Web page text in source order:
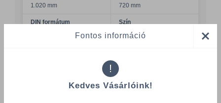
1.020 mm
720 mm
DIN formátum
Szín
Dust / szürke
reamwrapped on pallet
Fontos információ
!
Kedves Vásárlóink!